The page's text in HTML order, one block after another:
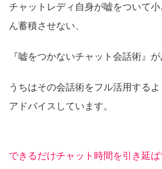
チャットレディ自身が嘘をついて
ん蓄積させない、
『嘘をつかないチャット会話術』が
うちはその会話術をフル活用する
アドバイスしています。
できるだけチャット時間を引き延